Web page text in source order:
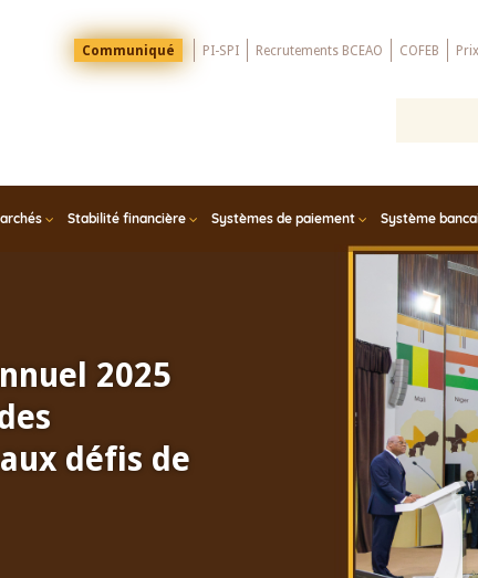
Menu
Top
Communiqué PI-SPI Recrutements BCEAO COFEB
Stabilité financière Systèmes de paiement Système
2025
défis de